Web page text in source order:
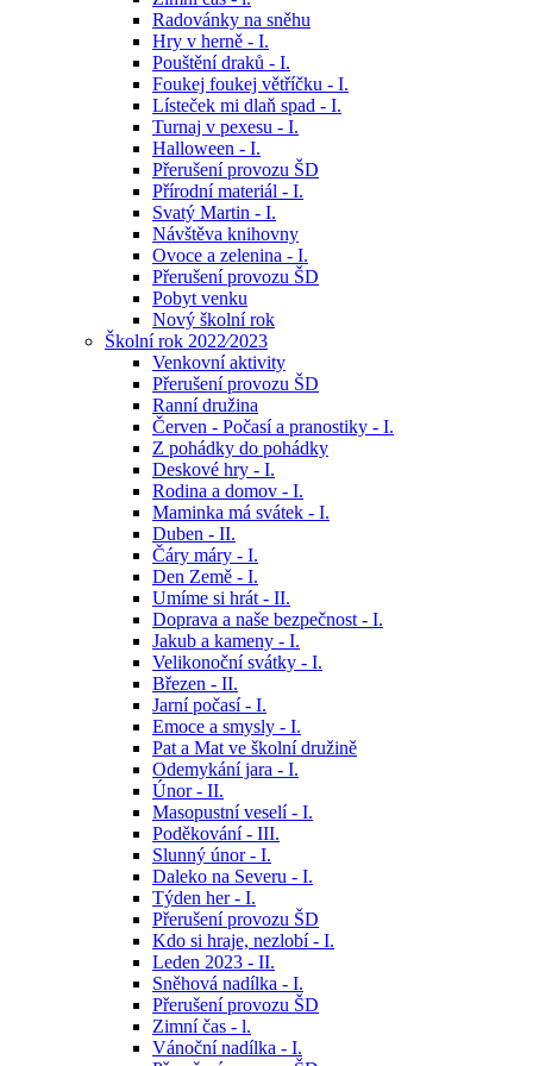
Radovánky na sněhu
Hry v herně - I.
Pouštění draků - I.
Foukej foukej větříčku - I.
Lísteček mi dlaň spad - I.
Turnaj v pexesu - I.
Halloween - I.
Přerušení provozu ŠD
Přírodní materiál - I.
Svatý Martin - I.
Návštěva knihovny
Ovoce a zelenina - I.
Přerušení provozu ŠD
Pobyt venku
Nový školní rok
Školní rok 2022⁄2023
Venkovní aktivity
Přerušení provozu ŠD
Ranní družina
Červen - Počasí a pranostiky - I.
Z pohádky do pohádky
Deskové hry - I.
Rodina a domov - I.
Maminka má svátek - I.
Duben - II.
Čáry máry - I.
Den Země - I.
Umíme si hrát - II.
Doprava a naše bezpečnost - I.
Jakub a kameny - I.
Velikonoční svátky - I.
Březen - II.
Jarní počasí - I.
Emoce a smysly - I.
Pat a Mat ve školní družině
Odemykání jara - I.
Únor - II.
Masopustní veselí - I.
Poděkování - III.
Slunný únor - I.
Daleko na Severu - I.
Týden her - I.
Přerušení provozu ŠD
Kdo si hraje, nezlobí - I.
Leden 2023 - II.
Sněhová nadílka - I.
Přerušení provozu ŠD
Zimní čas - l.
Vánoční nadílka - I.